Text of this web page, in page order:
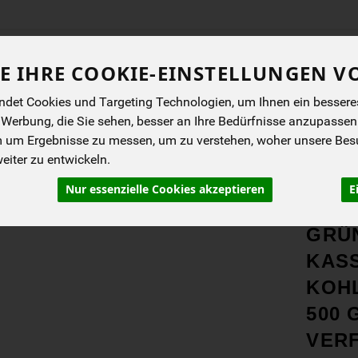
IHRE COOKIE-EINSTELLUNGEN
Cookies und Targeting Technologien, um Ihnen ein
die Sie sehen, besser an Ihre Bedürfnisse
Ergebnisse zu messen, um zu verstehen, woher unsere
zu entwickeln.
Nur essenzielle Cookies akzeptieren
Produkt
BIOKISTEN ANGEBOTE NEUES
Schweinefleisch
500